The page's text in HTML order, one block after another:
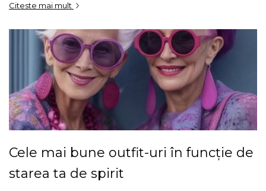
Citeste mai mult
Cele mai bune outfit-uri în funcție de
starea ta de spirit